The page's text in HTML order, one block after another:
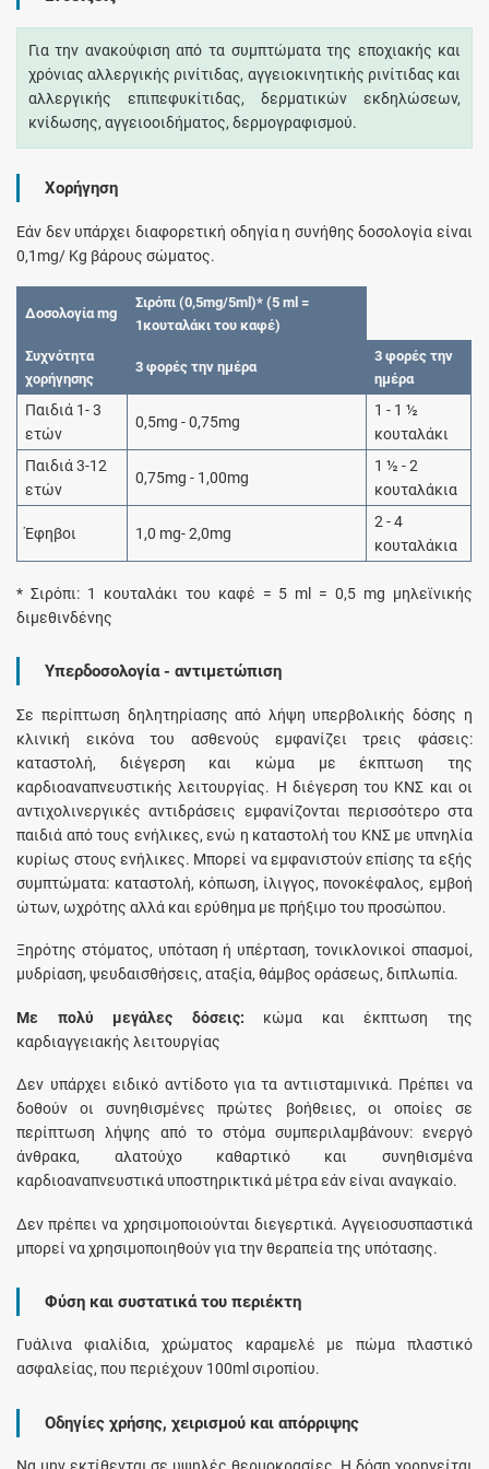
Για την ανακούφιση από τα συμπτώματα της εποχιακής και
χρόνιας αλλεργικής ρινίτιδας, αγγειοκινητικής ρινίτιδας και
αλλεργικής επιπεφυκίτιδας, δερματικών εκδηλώσεων,
κνίδωσης, αγγειοοιδήματος, δερμογραφισμού.
Χορήγηση
Εάν δεν υπάρχει διαφορετική οδηγία η συνήθης δοσολογία είναι
0,1mg/ Kg βάρους σώματος.
Δοσολογία mg
Σιρόπι (0,5mg/5ml)* (5 ml =
1κουταλάκι του καφέ)
Συχνότητα
χορήγησης
3 φορές την ημέρα
3 φορές την
ημέρα
Παιδιά 1- 3
ετών
0,5mg - 0,75mg
1 - 1 ½
κουταλάκι
Παιδιά 3-12
ετών
0,75mg - 1,00mg
1 ½ - 2
κουταλάκια
Έφηβοι 1,0 mg- 2,0mg
2 - 4
κουταλάκια
* Σιρόπι: 1 κουταλάκι του καφέ = 5 ml = 0,5 mg μηλεϊνικής
διμεθινδένης
Υπερδοσολογία - αντιμετώπιση
Σε περίπτωση δηλητηρίασης από λήψη υπερβολικής δόσης η
κλινική εικόνα του ασθενούς εμφανίζει τρεις φάσεις:
καταστολή, διέγερση και κώμα με έκπτωση της
καρδιοαναπνευστικής λειτουργίας. Η διέγερση του ΚΝΣ και οι
αντιχολινεργικές αντιδράσεις εμφανίζονται περισσότερο στα
παιδιά από τους ενήλικες, ενώ η καταστολή του ΚΝΣ με υπνηλία
κυρίως στους ενήλικες. Μπορεί να εμφανιστούν επίσης τα εξής
συμπτώματα: καταστολή, κόπωση, ίλιγγος, πονοκέφαλος, εμβοή
ώτων, ωχρότης αλλά και ερύθημα με πρήξιμο του προσώπου.
Ξηρότης στόματος, υπόταση ή υπέρταση, τονικλονικοί σπασμοί,
μυδρίαση, ψευδαισθήσεις, αταξία, θάμβος οράσεως, διπλωπία.
Με πολύ μεγάλες δόσεις: κώμα και έκπτωση της
καρδιαγγειακής λειτουργίας
Δεν υπάρχει ειδικό αντίδοτο για τα αντιισταμινικά. Πρέπει να
δοθούν οι συνηθισμένες πρώτες βοήθειες, οι οποίες σε
περίπτωση λήψης από το στόμα συμπεριλαμβάνουν: ενεργό
άνθρακα, αλατούχο καθαρτικό και συνηθισμένα
καρδιοαναπνευστικά υποστηρικτικά μέτρα εάν είναι αναγκαίο.
Δεν πρέπει να χρησιμοποιούνται διεγερτικά. Αγγειοσυσπαστικά
μπορεί να χρησιμοποιηθούν για την θεραπεία της υπότασης.
Φύση και συστατικά του περιέκτη
Γυάλινα φιαλίδια, χρώματος καραμελέ με πώμα πλαστικό
ασφαλείας, που περιέχουν 100ml σιροπίου.
Οδηγίες χρήσης, χειρισμού και απόρριψης